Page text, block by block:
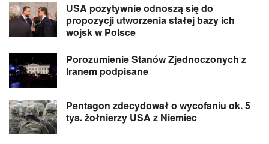
USA pozytywnie odnoszą się do
propozycji utworzenia stałej bazy ich
wojsk w Polsce
Porozumienie Stanów Zjednoczonych z
Iranem podpisane
Pentagon zdecydował o wycofaniu ok. 5
tys. żołnierzy USA z Niemiec